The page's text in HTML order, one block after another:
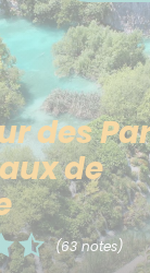
des
de
(63 notes)